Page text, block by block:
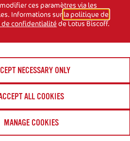
ces paramètres via les
Informations sur la politique de
confidentialité de Lotus Biscoff.
NECESSARY ONLY
ALL COOKIES
MANAGE COOKIES